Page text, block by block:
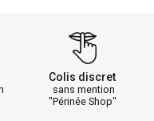
Colis discret
sans mention
"Périnée Shop"